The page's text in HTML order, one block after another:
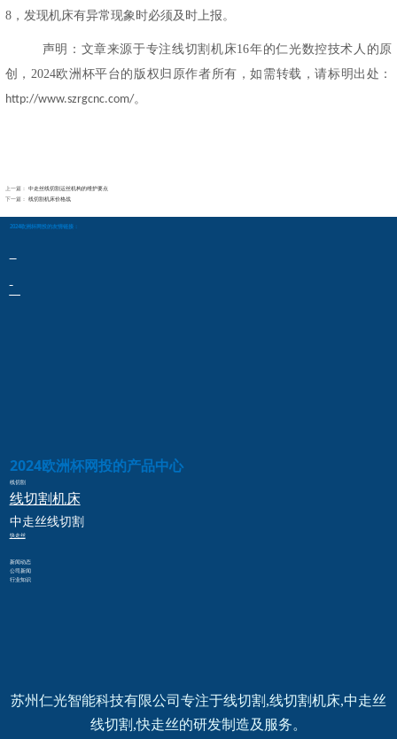
8， 发现机床有异常现象时必须及时上报。
声明：文章来源于专注线切割机床16年的仁光数控技术人的原
创，2024欧洲杯平台的版权归原作者所有，如需转载，请标明出处：
http://www.szrgcnc.com/。
上一篇： 中走丝线切割运丝机构的维护要点
下一篇： 线切割机床价格战
2024欧洲杯网投的友情链接：
2024欧洲杯网投的产品中心
线切割
线切割机床
中走丝线切割
快走丝
新闻动态
公司新闻
行业知识
苏州仁光智能科技有限公司专注于线切割,线切割机床,中走丝
线切割,快走丝的研发制造及服务。